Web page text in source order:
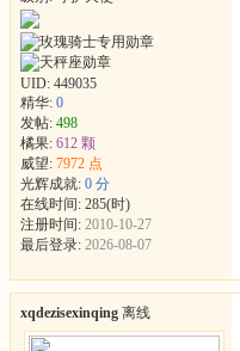
UID: 449035
精华: 0
发帖: 498
橘果: 612 颗
威望: 7972 点
光辉成就: 0 分
在线时间: 285(时)
注册时间: 2010-10-27
最后登录: 2026-08-07
xqdezisexinqing 离线